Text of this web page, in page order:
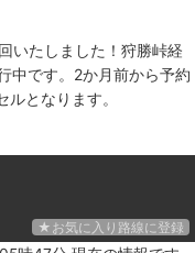
いたしました！狩勝峠経
中です。2か月前から予約
となります。
★お気に入り路線に登録